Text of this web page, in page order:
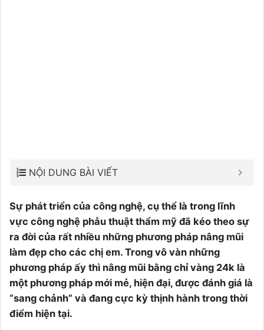
NỘI DUNG BÀI VIẾT
Sự phát triển của công nghệ, cụ thể là trong lĩnh
vực công nghệ phẫu thuật thẩm mỹ đã kéo theo sự
ra đời của rất nhiều những phương pháp nâng mũi
làm đẹp cho các chị em. Trong vô vàn những
phương pháp ấy thì nâng mũi bằng chỉ vàng 24k là
một phương pháp mới mẻ, hiện đại, được đánh giá là
“sang chảnh” và đang cực kỳ thịnh hành trong thời
điểm hiện tại.